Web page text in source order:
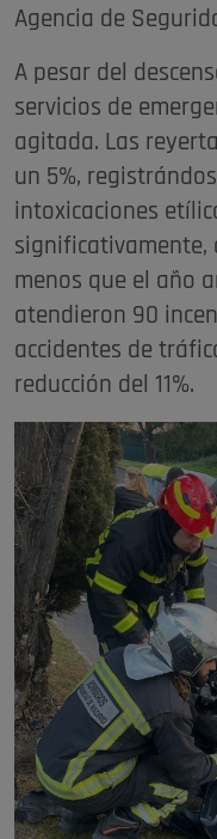
Agencia de
A pesar del
servicios de
agitada. Las
un 5%,
intoxicaciones
significativamente,
menos que el año
atendieron 90
accidentes de
reducción del 11%.